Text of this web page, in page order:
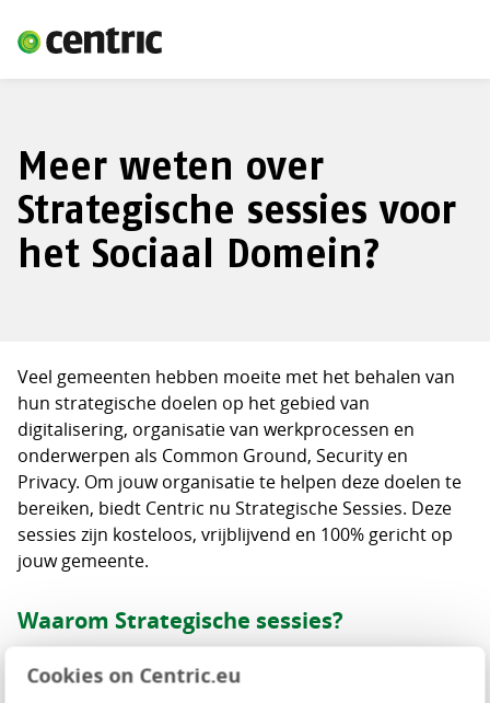
Cookies on Centric.eu
Meer weten over
Strategische sessies voor
het Sociaal Domein?
Veel gemeenten hebben moeite met het behalen van
hun strategische doelen op het gebied van
digitalisering, organisatie van werkprocessen en
onderwerpen als Common Ground, Security en
Privacy. Om jouw organisatie te helpen deze doelen te
bereiken, biedt Centric nu Strategische Sessies. Deze
sessies zijn kosteloos, vrijblijvend en 100% gericht op
jouw gemeente.
Waarom Strategische sessies?
Tijdens deze sessies staan jouw wensen en